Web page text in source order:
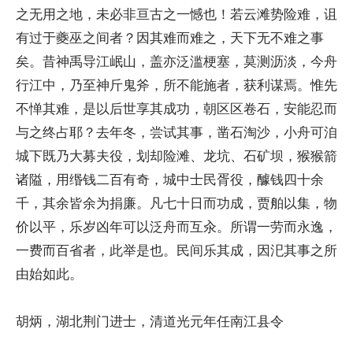
之无用之地，未必非亘古之一憾也！若云滩势险难，诅
有过于夔巫之间者？因其难而难之，天下无不难之事
矣。昔神禹导江岷山，盖亦泛滥梗塞，莫测沥淡，今舟
行江中，乃至神斤鬼斧，所不能施者，获利谋焉。惟先
不惮其难，是以后世享其成功，朝区区卷石，安能忍而
与之终占耶？去年冬，尝试其事，凿石淘沙，小舟可洎
城下既乃大募夫役，划却险滩、龙坑、石矿坝，猴猴箭
诸隘，用缗钱二百有奇，城中士民胥役，醵钱四十余
千，其余皆余为捐廉。凡七十日而功成，贾舶以集，物
价以平，乐岁凶年可以泛舟而互汆。所谓一劳而永逸，
一费而百省者，此举是也。民间乐其成，因汜其事之所
由始如此。
胡炳，湖北荆门进士，清道光元年任南江县令